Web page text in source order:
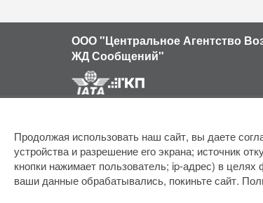
ООО "Центральное Агентство
ЖД Сообщений"
Продолжая использовать наш сайт, вы даете
устройства и разрешение его экрана; источник
кнопки нажимает пользователь; ip-адрес) в целях
ваши данные обрабатывались, покиньте сайт.